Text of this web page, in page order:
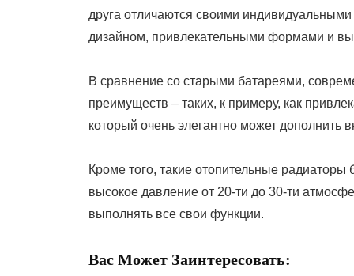
друга отличаются своими
дизайном, привлекательными формами и
В сравнение со старыми батареями,
преимуществ – таких, к примеру, как
который очень элегантно может
Кроме того, такие отопительные
высокое давление от 20-ти до 30-ти
выполнять все свои функции.
Вас Может Заинтересовать: